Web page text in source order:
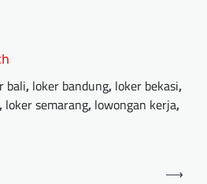
bali, loker bandung, loker bekasi,
, loker semarang, lowongan kerja,
⟶